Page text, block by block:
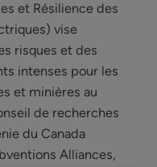
et Résilience des
vise
risques et des
intenses pour les
et minières au
de recherches
du Canada
Alliances,